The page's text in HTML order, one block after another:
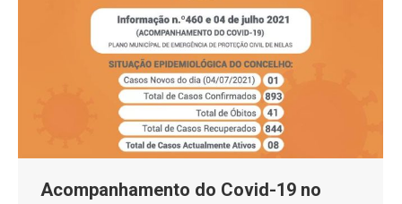
Acompanhamento do Covid-19 no